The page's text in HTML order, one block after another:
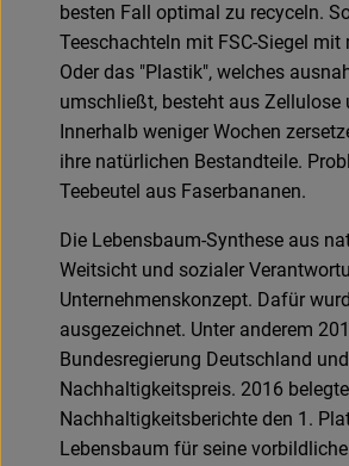
besten Fall optimal zu recyceln.
Teeschachteln mit FSC-Siegel
Oder das "Plastik", welches
umschließt, besteht aus Zellulose
Innerhalb weniger Wochen
ihre natürlichen Bestandteile.
Teebeutel aus Faserbananen.
Die Lebensbaum-Synthese aus
Weitsicht und sozialer
Unternehmenskonzept. Dafür
ausgezeichnet. Unter anderem
Bundesregierung Deutschland
Nachhaltigkeitspreis. 2016
Nachhaltigkeitsberichte den 1.
Lebensbaum für seine